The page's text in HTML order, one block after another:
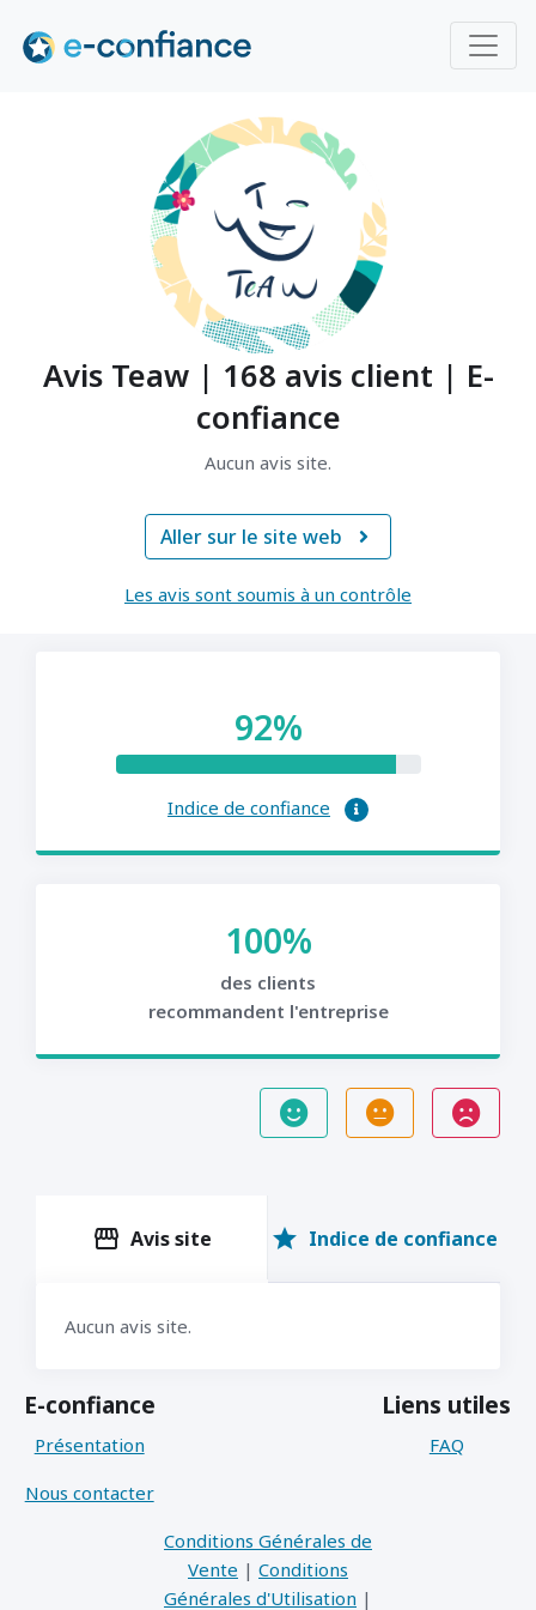
Avis Teaw | 168 avis client | E-
confiance
Aucun avis site.
Aller sur le site web 
Les avis sont soumis à un contrôle
92%
Indice de confiance
100%
des clients
recommandent l'entreprise
storefront Avis site star Indice de confiance
Aucun avis site.
E-confiance
Présentation
Nous contacter
Liens utiles
FAQ
Conditions Générales de
Vente | Conditions
Générales d'Utilisation |